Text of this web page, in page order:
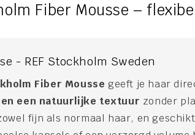
Fiber Mousse –
- REF Stockholm Sweden
Fiber Mousse geeft je haar
een natuurlijke textuur zonder
fijn als normaal haar, en